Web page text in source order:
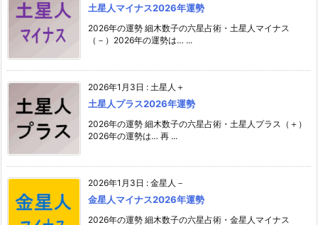
土星人マイナス2026年運勢
2026年の運勢 細木数子の六星占術・土星人マイナス
（－）2026年の運勢は… ...
2026年1月3日 : 土星人＋
土星人プラス2026年運勢
2026年の運勢 細木数子の六星占術・土星人プラス（＋）
2026年の運勢は… 再 ...
2026年1月3日 : 金星人－
金星人マイナス2026年運勢
2026年の運勢 細木数子の六星占術・金星人マイナス